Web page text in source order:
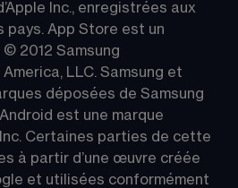
Inc., enregistrées aux
pays. App Store est un
2012 Samsung
LLC. Samsung et
déposées de Samsung
est une marque
Certaines parties de cette
à partir d’une œuvre créée
et utilisées conformément